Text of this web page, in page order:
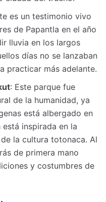
es un testimonio vivo
de Papantla en el año
lluvia en los largos
días no se lanzaban
practicar más adelante.
: Este parque fue
de la humanidad, ya
está albergado en
inspirada en la
la cultura totonaca. Al
de primera mano
y costumbres de